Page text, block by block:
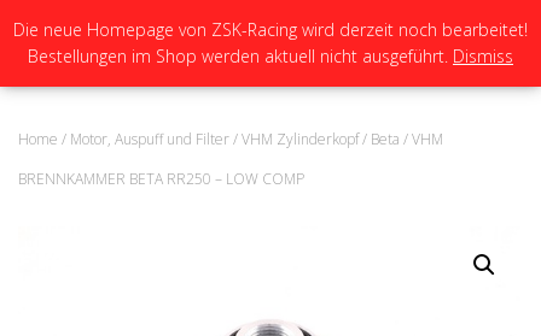
N
A
Home / Motor, Auspuff und Filter/VHM Zylinderkopf/ Beta / VHM
BRENNKAMMER BETA RR250 – LOW COMP
Die neue Homepage von ZSK-Racing wird derzeit noch bearbeitet!
Bestellungen im Shop werden aktuell nicht ausgeführt. Dismiss